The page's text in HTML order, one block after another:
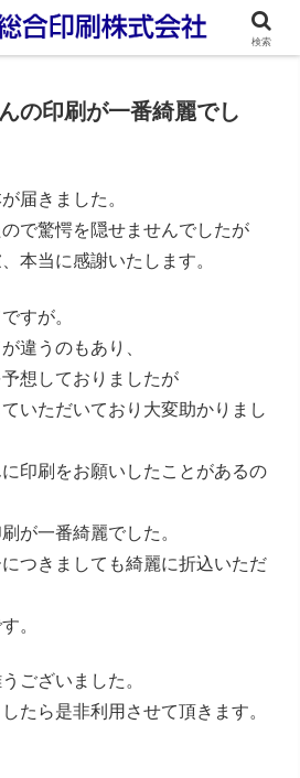
通販・オンデマンド印刷
の印刷が一番綺麗でし
届きました。
で驚愕を隠せませんでしたが
本当に感謝いたします。
すが。
違うのもあり、
想しておりましたが
いただいており大変助かりまし
印刷をお願いしたことがあるの
が一番綺麗でした。
つきましても綺麗に折込いただ
。
ございました。
たら是非利用させて頂きます。
検索